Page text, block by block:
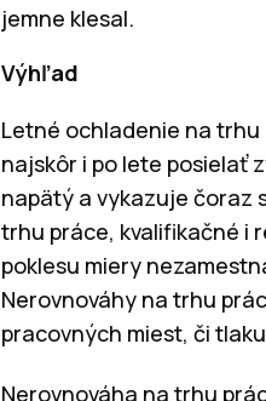
jemne klesal.
Výhľad
Letné ochladenie na
najskôr i po lete posielať
napätý a vykazuje čoraz
trhu práce, kvalifikačné i
poklesu miery
Nerovnováhy na trhu
pracovných miest, či
Nerovnováha na trhu